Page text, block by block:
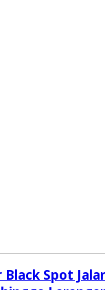
Spot